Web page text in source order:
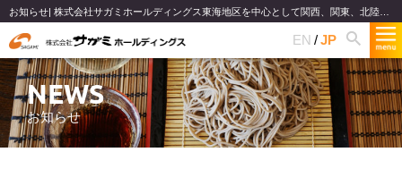
EN JP
NEWS
お知らせ